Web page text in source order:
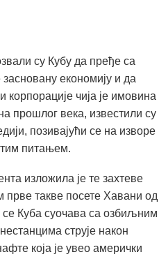
су Кубу да пређе са
економију и да
чија је имовина
прошлог века, известили су
позивајући се на изворе
питањем.
изложила је те захтеве
такве посете Хавани од
се Куба суочава са озбиљним
струје након
која је увео амерички